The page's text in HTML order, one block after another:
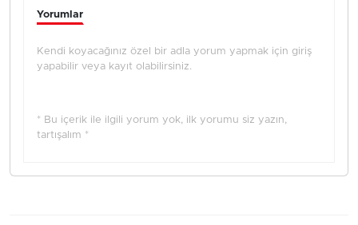
Yorumlar
Kendi koyacağınız özel bir adla yorum yapmak için giriş
yapabilir veya kayıt olabilirsiniz.
* Bu içerik ile ilgili yorum yok, ilk yorumu siz yazın,
tartışalım *